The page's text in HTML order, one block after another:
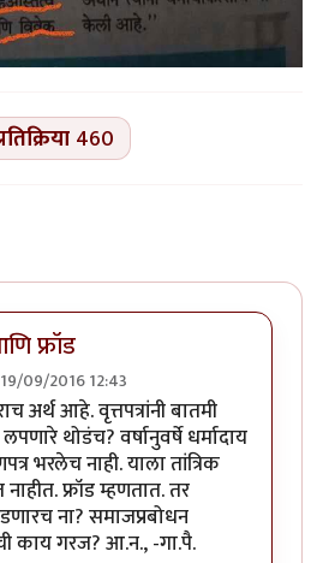
460
फ्रॉड
09/2016 12:43
सनातनवालेbyप्रकाश घाटपांडे
अर्थ आहे. वृत्तपत्रांनी बातमी
थोडंच? वर्षानुवर्षे धर्मादाय
भरलेच नाही. याला तांत्रिक
फ्रॉड म्हणतात. तर
ना? समाजप्रबोधन
काय गरज? आ.न., -गा.पै.